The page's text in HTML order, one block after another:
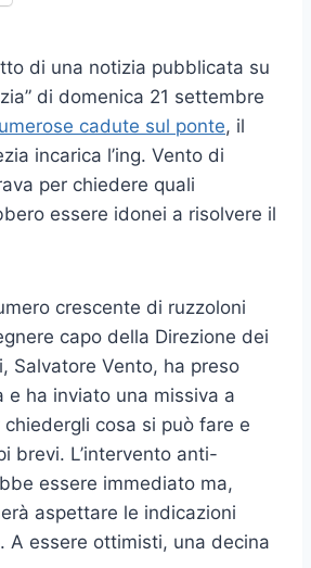
di una notizia pubblicata su
di domenica 21 settembre
cadute sul ponte, il
incarica l’ing. Vento di
per chiedere quali
essere idonei a risolvere il
crescente di ruzzoloni
capo della Direzione dei
Salvatore Vento, ha preso
e ha inviato una missiva a
chiedergli cosa si può fare e
brevi. L’intervento anti-
essere immediato ma,
aspettare le indicazioni
A essere ottimisti, una decina